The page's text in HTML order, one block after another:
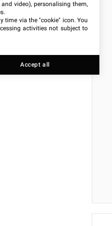
video), personalising them,
time via the "cookie" icon. You
activities not subject to
Accept all